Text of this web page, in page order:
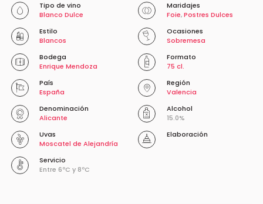
Tipo de vino
Blanco Dulce
Maridajes
Foie,Postres Dulces
Estilo
Blancos
Ocasiones
Sobremesa
Bodega
Enrique Mendoza
Formato
75 cl.
País
España
Región
Valencia
Denominación
Alicante
Alcohol
15.0%
Uvas
Moscatel de Alejandría
Servicio
Entre 6ºC y 8ºC
Elaboración